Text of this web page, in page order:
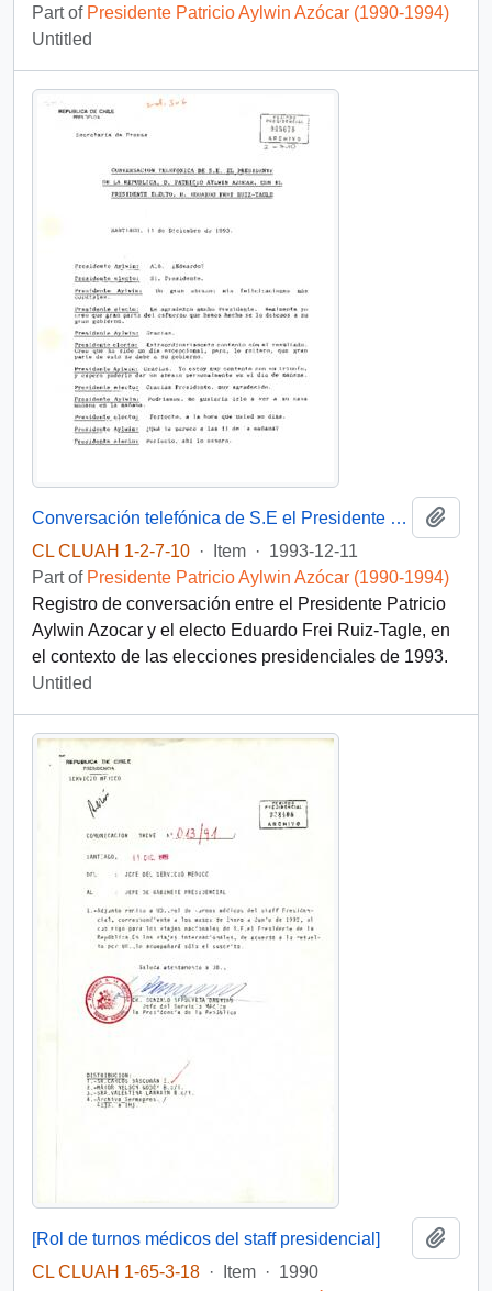
Part of Presidente Patricio Aylwin Azócar (1990-1994)
Untitled
Conversación telefónica de S.E el Presidente de la República, D. Patricio Aylwin Azocar, con el Presidente electo, D. Eduardo Frei Ruiz-Tagle
CL CLUAH 1-2-7-10 · Item · 1993-12-11
Part of Presidente Patricio Aylwin Azócar (1990-1994)
Registro de conversación entre el Presidente Patricio
Aylwin Azocar y el electo Eduardo Frei Ruiz-Tagle, en
el contexto de las elecciones presidenciales de 1993.
Untitled
[Rol de turnos médicos del staff presidencial]
CL CLUAH 1-65-3-18 · Item · 1990